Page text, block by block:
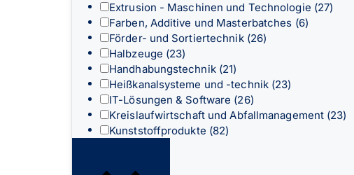
Extrusion - Maschinen und Technologie (27)
Farben, Additive und Masterbatches (6)
Förder- und Sortiertechnik (26)
Halbzeuge (23)
Handhabungstechnik (21)
Heißkanalsysteme und -technik (23)
IT-Lösungen & Software (26)
Kreislaufwirtschaft und Abfallmanagement (23)
Kunststoffprodukte (82)